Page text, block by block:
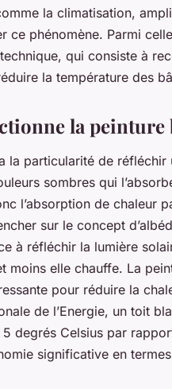
la climatisation,
ce phénomène. Parmi
qui consiste à
la température des
la peinture
la particularité de
sombres qui
l’absorption de chaleur
sur le concept
à réfléchir la lumière
moins elle chauffe. La
pour réduire la
de l’Energie, un toit
5 degrés Celsius par
significative en